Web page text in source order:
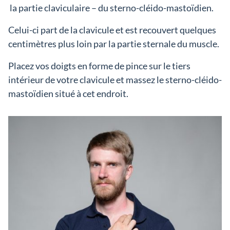
la partie claviculaire – du sterno-cléido-mastoïdien.
Celui-ci part de la clavicule et est recouvert quelques
centimètres plus loin par la partie sternale du muscle.
Placez vos doigts en forme de pince sur le tiers
intérieur de votre clavicule et massez le sterno-cléido-
mastoïdien situé à cet endroit.